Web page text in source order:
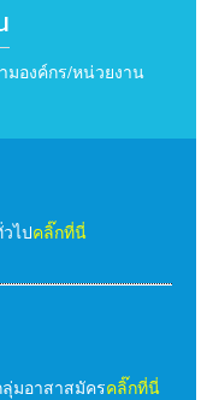
องค์กร/หน่วยงาน
ไปคลิ๊กที่นี่
มอาสาสมัครคลิ๊กที่นี่